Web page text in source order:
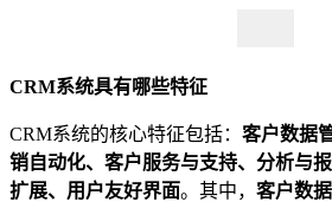
CRM系统具有哪些特征
CRM系统的核心特征包括： 客户数据
销自动化、客户服务与支持、分析与
扩展、用户友好界面。其中， 客户数